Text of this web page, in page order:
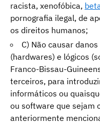
racista, xenofóbica,
pornografia ilegal, de
os direitos humanos;
C) Não causar
(hardwares) e lógicos
Franco-Bissau-
terceiros, para
informáticos ou
ou software que sejam
anteriormente